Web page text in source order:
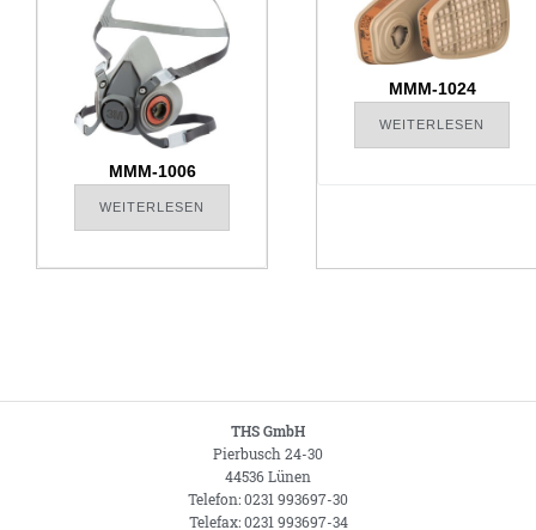
MMM-1006
WEITERLESEN
MMM-1024
WEITERLESEN
THS GmbH
Pierbusch 24-30
44536 Lünen
Telefon: 0231 993697-30
Telefax: 0231 993697-34